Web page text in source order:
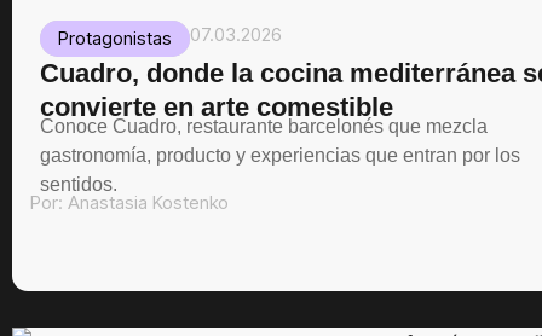
Protagonistas 07.03.2026
Cuadro, donde la cocina mediterránea
convierte en arte comestible
Conoce Cuadro, restaurante barcelonés que mezcla
gastronomía, producto y experiencias que entran por los
sentidos.
Por: Anastasia Kostenko